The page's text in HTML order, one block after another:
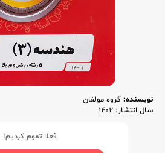
نویسنده: گروه مولفان
سال انتشار: 1402
فعلا تموم کردیم!